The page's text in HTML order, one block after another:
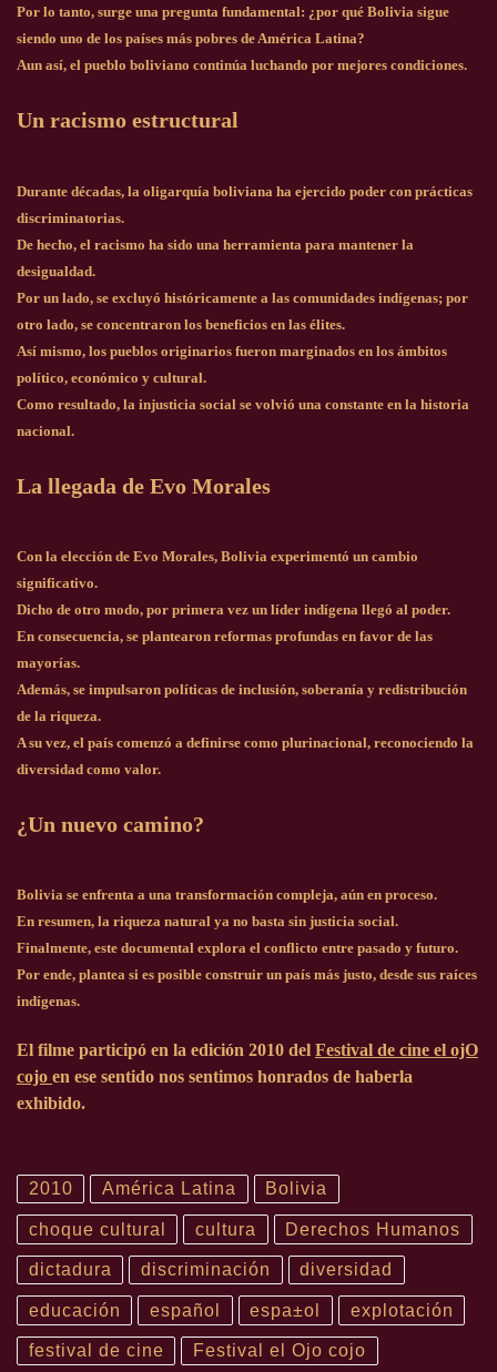
Por lo tanto, surge una pregunta fundamental: ¿por qué Bolivia sigue
siendo uno de los países más pobres de América Latina?
Aun así, el pueblo boliviano continúa luchando por mejores condiciones.
Un racismo estructural
Durante décadas, la oligarquía boliviana ha ejercido poder con prácticas
discriminatorias.
De hecho, el racismo ha sido una herramienta para mantener la
desigualdad.
Por un lado, se excluyó históricamente a las comunidades indígenas; por
otro lado, se concentraron los beneficios en las élites.
Así mismo, los pueblos originarios fueron marginados en los ámbitos
político, económico y cultural.
Como resultado, la injusticia social se volvió una constante en la historia
nacional.
La llegada de Evo Morales
Con la elección de Evo Morales, Bolivia experimentó un cambio
significativo.
Dicho de otro modo, por primera vez un líder indígena llegó al poder.
En consecuencia, se plantearon reformas profundas en favor de las
mayorías.
Además, se impulsaron políticas de inclusión, soberanía y redistribución
de la riqueza.
A su vez, el país comenzó a definirse como plurinacional, reconociendo la
diversidad como valor.
¿Un nuevo camino?
Bolivia se enfrenta a una transformación compleja, aún en proceso.
En resumen, la riqueza natural ya no basta sin justicia social.
Finalmente, este documental explora el conflicto entre pasado y futuro.
Por ende, plantea si es posible construir un país más justo, desde sus raíces
indígenas.
El filme participó en la edición 2010 del Festival de cine el ojO
cojo en ese sentido nos sentimos honrados de haberla
exhibido.
2010 América Latina Bolivia
choque cultural cultura Derechos Humanos
dictadura discriminación diversidad
educación español espa±ol explotación
festival de cine Festival el Ojo cojo